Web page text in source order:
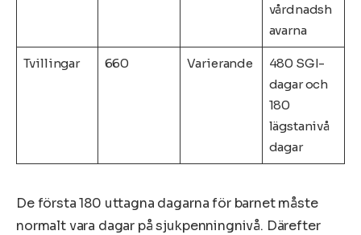
vårdnadsh
avarna
Tvillingar 660 Varierande
480 SGI-
dagar och
180
lägstanivå
dagar
De första 180 uttagna dagarna för barnet måste
normalt vara dagar på sjukpenningnivå. Därefter